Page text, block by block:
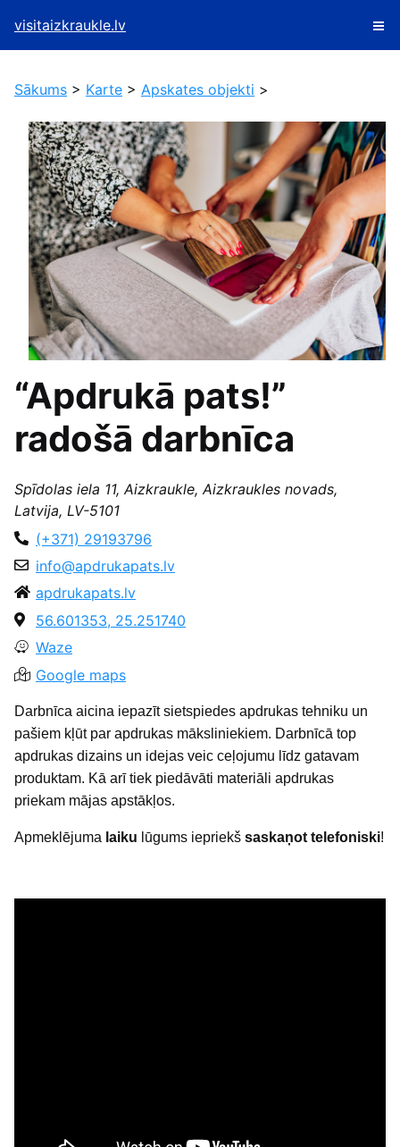
visitaizkraukle.lv
Sākums > Karte > Apskates objekti >
“Apdrukā pats!”
radošā darbnīca
Spīdolas iela 11, Aizkraukle, Aizkraukles novads,
Latvija, LV-5101
(+371) 29193796
info@apdrukapats.lv
apdrukapats.lv
56.601353, 25.251740
Waze
Google maps
Darbnīca aicina iepazīt sietspiedes apdrukas tehniku un
pašiem kļūt par apdrukas māksliniekiem. Darbnīcā top
apdrukas dizains un idejas veic ceļojumu līdz gatavam
produktam. Kā arī tiek piedāvāti materiāli apdrukas
priekam mājas apstākļos.
Apmeklējuma laiku lūgums iepriekš saskaņot telefoniski!